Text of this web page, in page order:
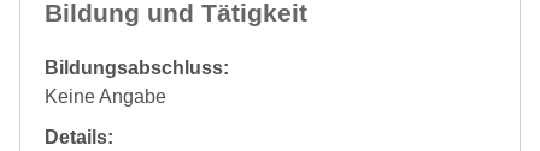
Bildung und Tätigkeit
Bildungsabschluss:
Keine Angabe
Details: